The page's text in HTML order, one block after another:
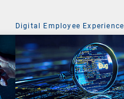
Digital Employee Experience